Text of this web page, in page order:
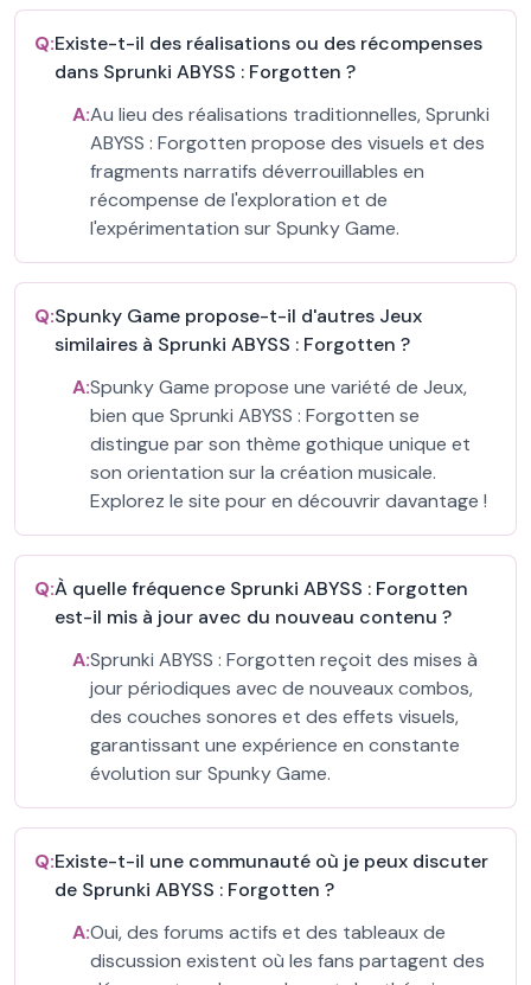
Q:Existe-t-il des réalisations ou des récompenses
dans Sprunki ABYSS : Forgotten ?
A:Au lieu des réalisations traditionnelles, Sprunki
ABYSS : Forgotten propose des visuels et des
fragments narratifs déverrouillables en
récompense de l'exploration et de
l'expérimentation sur Spunky Game.
Q:Spunky Game propose-t-il d'autres Jeux
similaires à Sprunki ABYSS : Forgotten ?
A:Spunky Game propose une variété de Jeux,
bien que Sprunki ABYSS : Forgotten se
distingue par son thème gothique unique et
son orientation sur la création musicale.
Explorez le site pour en découvrir davantage !
Q:À quelle fréquence Sprunki ABYSS : Forgotten
est-il mis à jour avec du nouveau contenu ?
A:Sprunki ABYSS : Forgotten reçoit des mises à
jour périodiques avec de nouveaux combos,
des couches sonores et des effets visuels,
garantissant une expérience en constante
évolution sur Spunky Game.
Q:Existe-t-il une communauté où je peux discuter
de Sprunki ABYSS : Forgotten ?
A:Oui, des forums actifs et des tableaux de
discussion existent où les fans partagent des